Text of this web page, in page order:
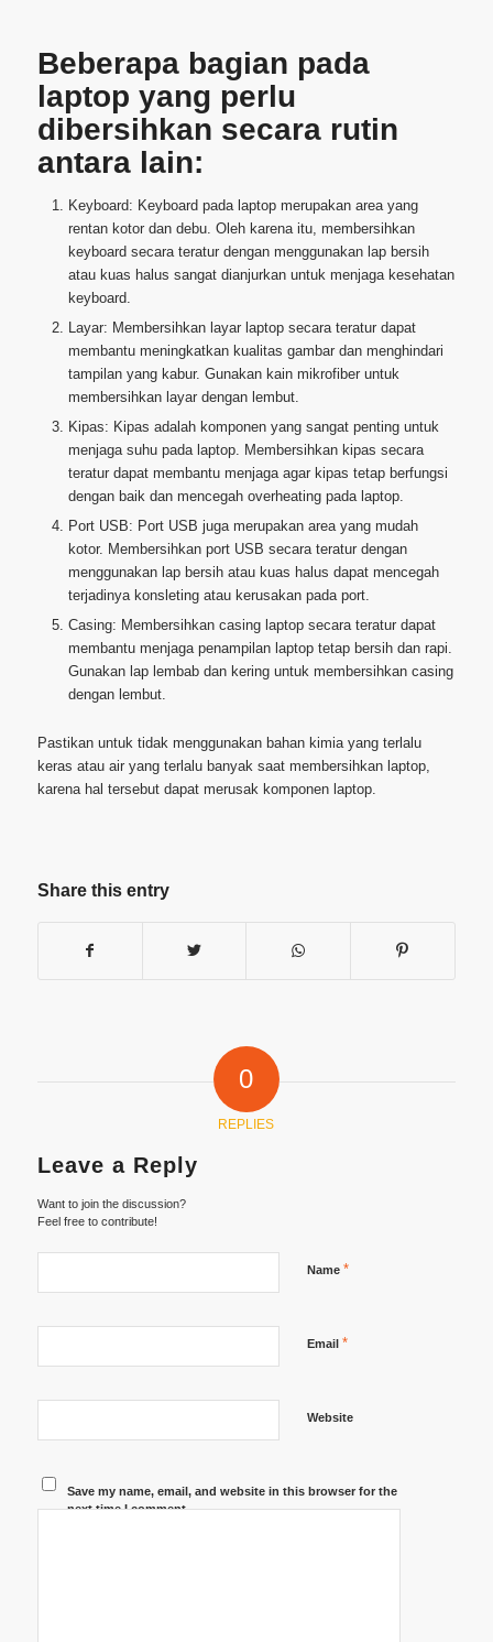
Beberapa bagian pada
laptop yang perlu
dibersihkan secara rutin
antara lain:
Keyboard: Keyboard pada laptop merupakan area yang
rentan kotor dan debu. Oleh karena itu, membersihkan
keyboard secara teratur dengan menggunakan lap bersih
atau kuas halus sangat dianjurkan untuk menjaga kesehatan
keyboard.
Layar: Membersihkan layar laptop secara teratur dapat
membantu meningkatkan kualitas gambar dan menghindari
tampilan yang kabur. Gunakan kain mikrofiber untuk
membersihkan layar dengan lembut.
Kipas: Kipas adalah komponen yang sangat penting untuk
menjaga suhu pada laptop. Membersihkan kipas secara
teratur dapat membantu menjaga agar kipas tetap berfungsi
dengan baik dan mencegah overheating pada laptop.
Port USB: Port USB juga merupakan area yang mudah
kotor. Membersihkan port USB secara teratur dengan
menggunakan lap bersih atau kuas halus dapat mencegah
terjadinya konsleting atau kerusakan pada port.
Casing: Membersihkan casing laptop secara teratur dapat
membantu menjaga penampilan laptop tetap bersih dan rapi.
Gunakan lap lembab dan kering untuk membersihkan casing
dengan lembut.
Pastikan untuk tidak menggunakan bahan kimia yang terlalu
keras atau air yang terlalu banyak saat membersihkan laptop,
karena hal tersebut dapat merusak komponen laptop.
Share this entry
0
REPLIES
Leave a Reply
Want to join the discussion?
Feel free to contribute!
Name *
Email *
Website
Save my name, email, and website in this browser for the
next time I comment.